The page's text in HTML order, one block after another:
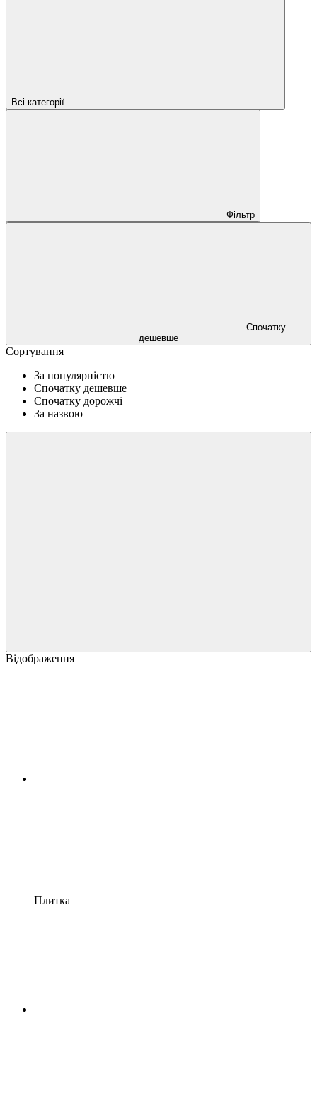
Всі категорії
Фільтр
Спочатку
дешевше
Сортування
За популярністю
Спочатку дешевше
Спочатку дорожчі
За назвою
Відображення
Плитка